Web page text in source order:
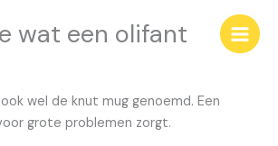
wat een olifant
wel de knut mug genoemd. Een
grote problemen zorgt.